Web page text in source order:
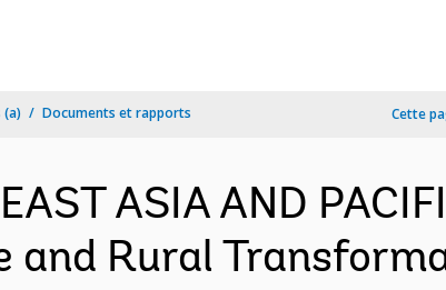
(a) Documents et rapports Cette
ASIA AND
and Rural